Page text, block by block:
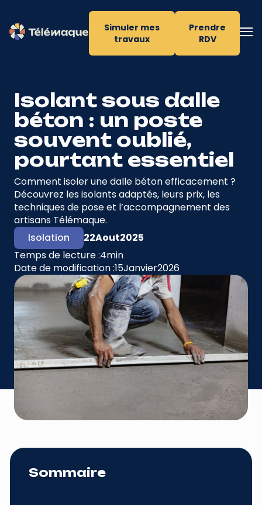
Simuler mes
travaux
Prendre
RDV
Isolant sous dalle
béton : un poste
souvent oublié,
pourtant essentiel
Comment isoler une dalle béton efficacement ?
Découvrez les isolants adaptés, leurs prix, les
techniques de pose et l’accompagnement des
artisans Télémaque.
Isolation
22Aout2025
Temps de lecture :4min
Date de modification :15Janvier2026
Sommaire